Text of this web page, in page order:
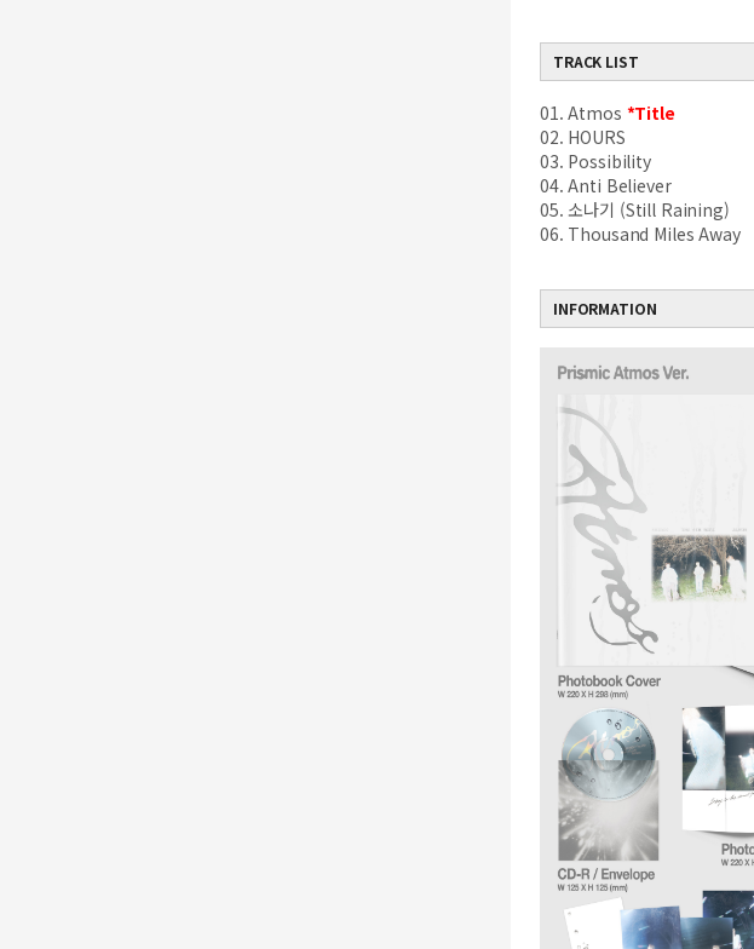
TRACK LIST
01. Atmos *Title
02. HOURS
03. Possibility
04. Anti Believer
05. 소나기 (Still Raining)
06. Thousand Miles Away
INFORMATION